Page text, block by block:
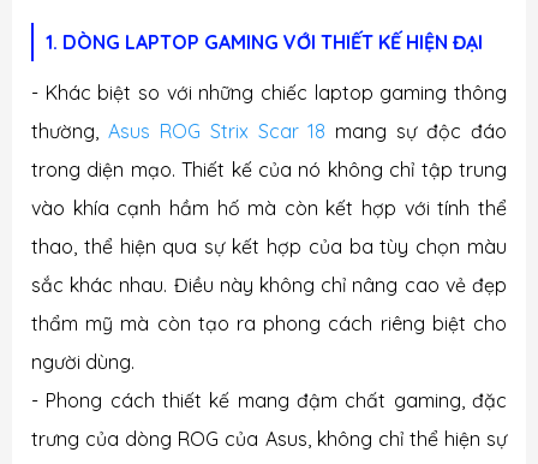
1. DÒNG LAPTOP GAMING VỚI THIẾT KẾ HIỆN ĐẠI
- Khác biệt so với những chiếc laptop gaming thông
thường, Asus ROG Strix Scar 18 mang sự độc đáo
trong diện mạo. Thiết kế của nó không chỉ tập trung
vào khía cạnh hầm hố mà còn kết hợp với tính thể
thao, thể hiện qua sự kết hợp của ba tùy chọn màu
sắc khác nhau. Điều này không chỉ nâng cao vẻ đẹp
thẩm mỹ mà còn tạo ra phong cách riêng biệt cho
người dùng.
- Phong cách thiết kế mang đậm chất gaming, đặc
trưng của dòng ROG của Asus, không chỉ thể hiện sự